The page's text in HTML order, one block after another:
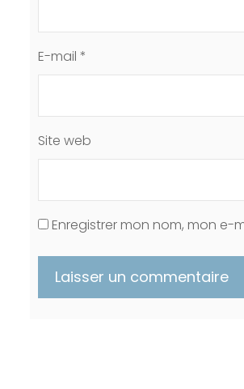
E-mail *
Site web
Enregistrer mon nom, mon